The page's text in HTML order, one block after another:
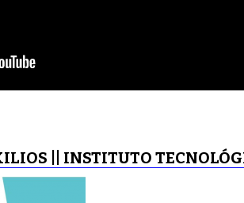
|| INSTITUTO